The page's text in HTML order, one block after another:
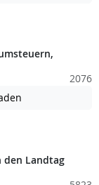
2076
Landtag